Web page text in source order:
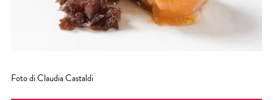
Foto di Claudia Castaldi